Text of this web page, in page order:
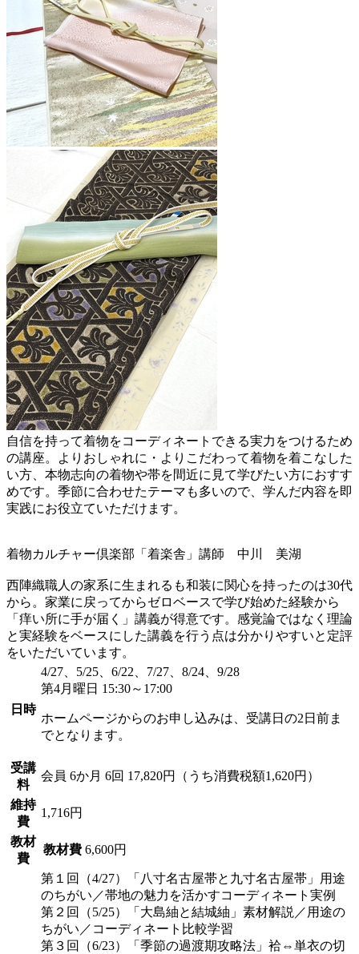
自信を持って着物をコーディネートできる実力をつけるため
の講座。よりおしゃれに・よりこだわって着物を着こなした
い方、本物志向の着物や帯を間近に見て学びたい方におすす
めです。季節に合わせたテーマも多いので、学んだ内容を即
実践にお役立ていただけます。
着物カルチャー倶楽部「着楽舎」講師 中川 美湖
西陣織職人の家系に生まれるも和装に関心を持ったのは30代
から。家業に戻ってからゼロベースで学び始めた経験から
「痒い所に手が届く」講義が得意です。感覚論ではなく理論
と実経験をベースにした講義を行う点は分かりやすいと定評
をいただいています。
日時
4/27、5/25、6/22、7/27、8/24、9/28
第4月曜日 15:30～17:00
ホームページからのお申し込みは、受講日の2日前ま
でとなります。
受講
料
会員 6か月 6回 17,820円（うち消費税額1,620円）
維持
費
1,716円
教材
費
教材費 6,600円
第１回（4/27）「八寸名古屋帯と九寸名古屋帯」用途
のちがい／帯地の魅力を活かすコーディネート実例
第２回（5/25）「大島紬と結城紬」素材解説／用途の
ちがい／コーディネート比較学習
第３回（6/23）「季節の過渡期攻略法」袷⇔単衣の切